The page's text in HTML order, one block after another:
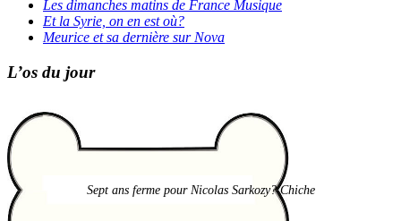
Les dimanches matins de France Musique
Et la Syrie, on en est où?
Meurice et sa dernière sur Nova
L’os du jour
Sept ans ferme pour Nicolas Sarkozy? Chiche